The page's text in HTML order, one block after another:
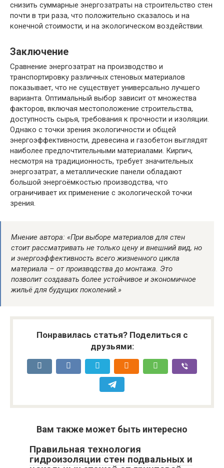
снизить суммарные энергозатраты на строительство стен
почти в три раза, что положительно сказалось и на
конечной стоимости, и на экологическом воздействии.
Заключение
Сравнение энергозатрат на производство и
транспортировку различных стеновых материалов
показывает, что не существует универсально лучшего
варианта. Оптимальный выбор зависит от множества
факторов, включая местоположение строительства,
доступность сырья, требования к прочности и изоляции.
Однако с точки зрения экологичности и общей
энергоэффективности, древесина и газобетон выглядят
наиболее предпочтительными материалами. Кирпич,
несмотря на традиционность, требует значительных
энергозатрат, а металлические панели обладают
большой энергоёмкостью производства, что
ограничивает их применение с экологической точки
зрения.
Мнение автора: «При выборе материалов для стен
стоит рассматривать не только цену и внешний вид, но
и энергоэффективность всего жизненного цикла
материала – от производства до монтажа. Это
позволит создавать более устойчивое и экономичное
жильё для будущих поколений.»
Понравилась статья? Поделиться с
друзьями:
Вам также может быть интересно
Правильная технология
гидроизоляции стен подвальных и